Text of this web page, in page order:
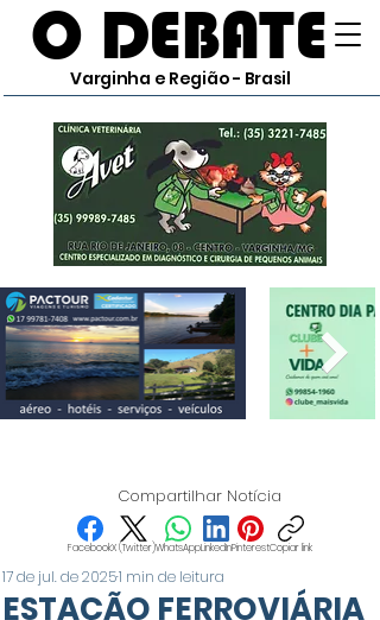
O DEBATE
Varginha e Região - Brasil
Compartilhar Notícia
FacebookX (Twitter)WhatsAppLinkedInPinterestCopiar link
ESTAÇÃO FERROVIÁRIA
17 de jul. de 20251 min de leitura